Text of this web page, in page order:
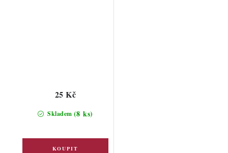
Skladem (8 ks)
25 Kč